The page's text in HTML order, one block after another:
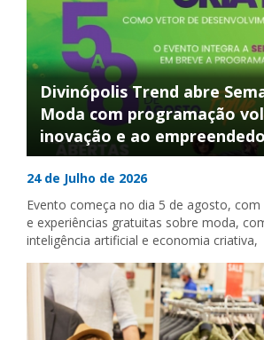
Divinópolis Trend abre
Moda com programação
inovação e ao
24 de Julho de 2026
Evento começa no dia 5 de agosto,
e experiências gratuitas sobre moda,
inteligência artificial e economia criativa,